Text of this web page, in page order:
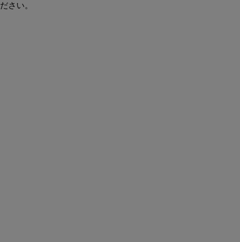
さい。